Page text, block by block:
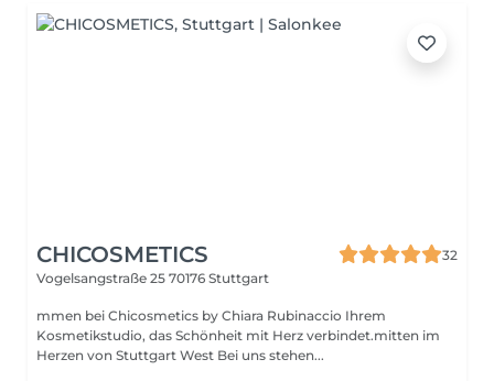
CHICOSMETICS
32
Vogelsangstraße 25 70176 Stuttgart
mmen bei Chicosmetics by Chiara Rubinaccio Ihrem
Kosmetikstudio, das Schönheit mit Herz verbindet.mitten im
Herzen von Stuttgart West Bei uns stehen...